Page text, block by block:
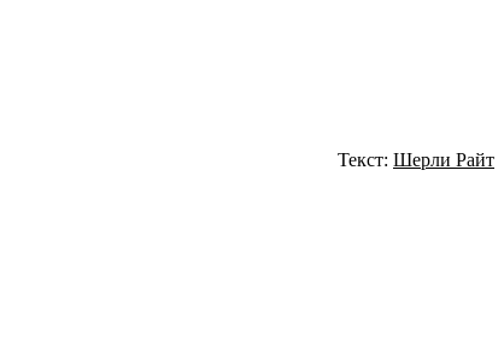
Текст: Шерли Райт